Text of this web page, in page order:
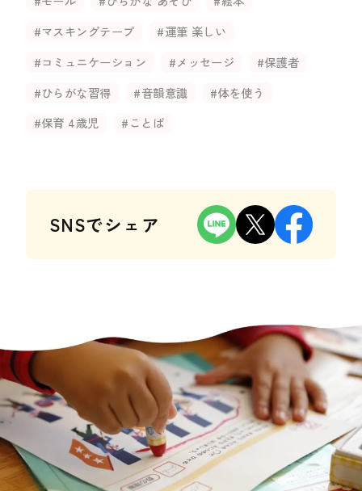
#マスキングテープ
#運筆 楽しい
#コミュニケーション
#メッセージ
#保護者
#ひらがな習得
#音韻意識
#体を使う
#保育 4歳児
#ことば
SNSでシェア